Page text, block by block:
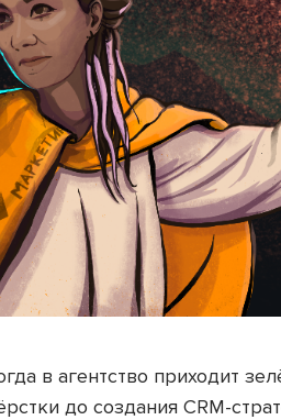
в агентство приходит
до создания CRM-